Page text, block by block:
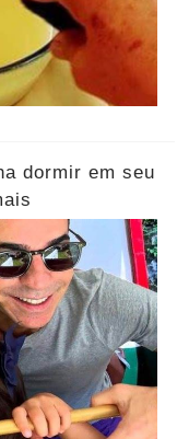
dormir em seu